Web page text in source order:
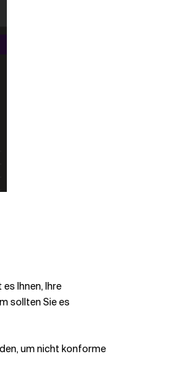
Ihnen, Ihre
sollten Sie es
um nicht konforme